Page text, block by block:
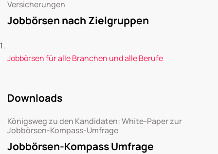
Versicherungen
Jobbörsen nach Zielgruppen
Jobbörsen für alle Branchen und alle Berufe
Downloads
Königsweg zu den Kandidaten: White-Paper zur
Jobbörsen-Kompass-Umfrage
Jobbörsen-Kompass Umfrage